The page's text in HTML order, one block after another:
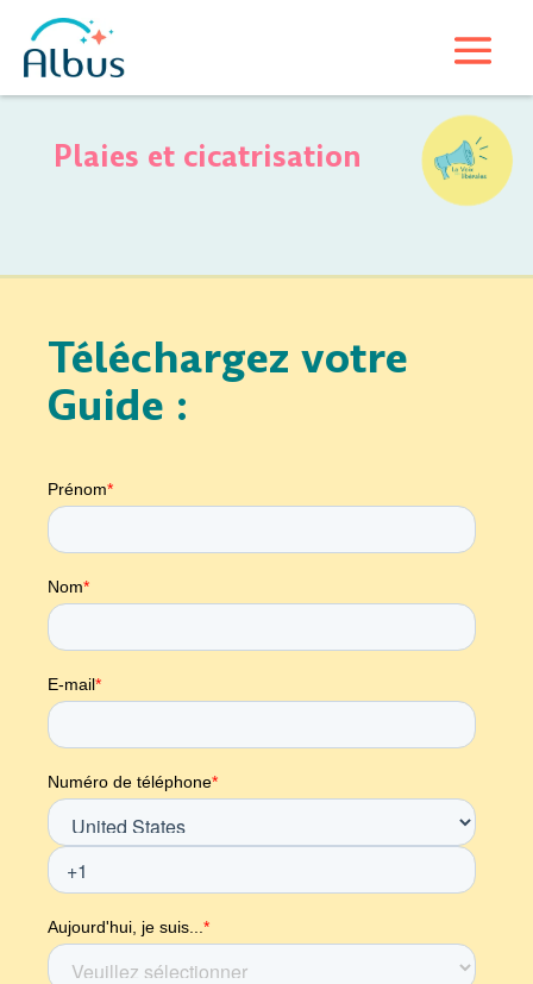
Plaies et cicatrisation
Téléchargez votre
Guide :